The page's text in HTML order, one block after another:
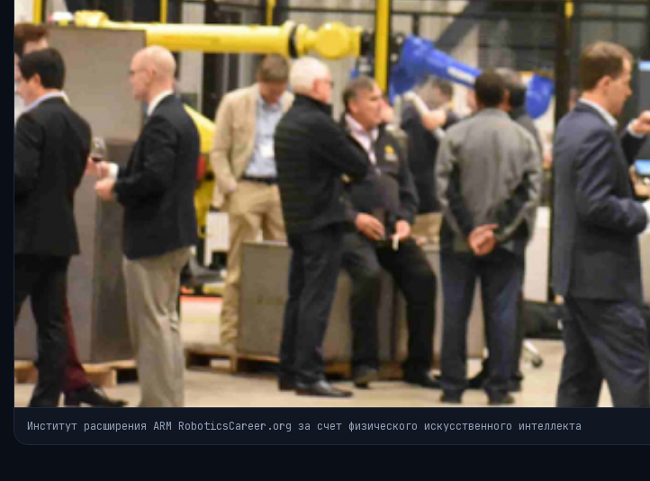
Институт расширения ARM RoboticsCareer.org за счет физического искусственного интеллекта